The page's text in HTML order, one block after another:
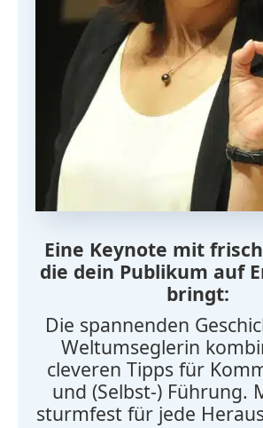
Eine Keynote mit
die dein Publikum auf
bringt:
Die spannenden
Weltumseglerin
cleveren Tipps für
und (Selbst-) Führung.
sturmfest für jede